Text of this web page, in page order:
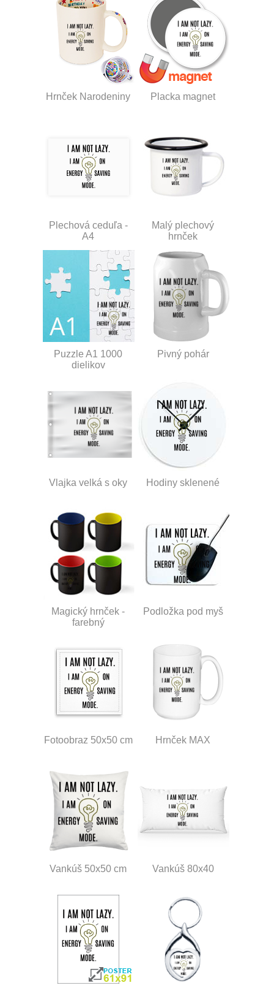
Hrnček Narodeniny Placka magnet
Plechová ceduľa -
A4
Malý plechový
hrnček
Puzzle A1 1000
dielikov
Pivný pohár
Vlajka velká s oky Hodiny sklenené
Magický hrnček -
farebný
Podložka pod myš
Fotoobraz 50x50 cm Hrnček MAX
Vankúš 50x50 cm Vankúš 80x40